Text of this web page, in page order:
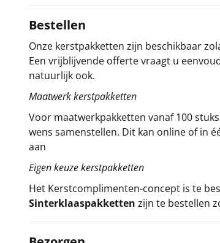
Bestellen
Onze kerstpakketten zijn beschikbaar
Een vrijblijvende offerte vraagt u
natuurlijk ook.
Maatwerk kerstpakketten
Voor maatwerkpakketten vanaf 100
wens samenstellen. Dit kan online of in
aan
Eigen keuze kerstpakketten
Het Kerstcomplimenten-concept is te
Sinterklaaspakketten zijn te bestellen